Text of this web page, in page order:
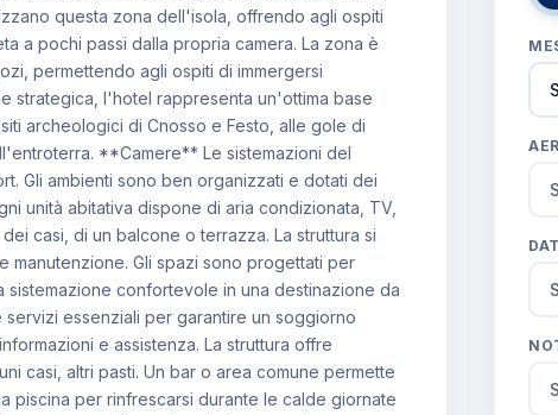
questa zona dell'isola, offrendo agli ospiti
a pochi passi dalla propria camera. La zona è
permettendo agli ospiti di immergersi
strategica, l'hotel rappresenta un'ottima base
archeologici di Cnosso e Festo, alle gole di
**Camere** Le sistemazioni del
Gli ambienti sono ben organizzati e dotati dei
unità abitativa dispone di aria condizionata, TV,
casi, di un balcone o terrazza. La struttura si
manutenzione. Gli spazi sono progettati per
confortevole in una destinazione da
essenziali per garantire un soggiorno
e assistenza. La struttura offre
casi, altri pasti. Un bar o area comune permette
piscina per rinfrescarsi durante le calde giornate